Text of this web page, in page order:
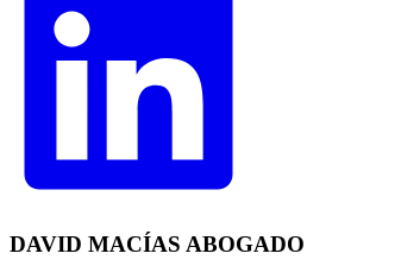
DAVID MACÍAS ABOGADO